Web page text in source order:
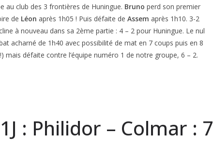
au club des 3 frontières de Huningue. Bruno perd son premier
de Léon après 1h05 ! Puis défaite de Assem après 1h10. 3-2
à nouveau dans sa 2ème partie : 4 – 2 pour Huningue. Le nul
acharné de 1h40 avec possibilité de mat en 7 coups puis en 8
mais défaite contre l’équipe numéro 1 de notre groupe, 6 – 2.
: Philidor – Colmar : 7